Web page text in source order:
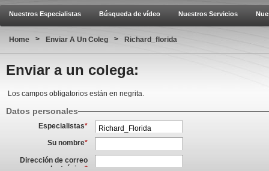
Nuestros Especialistas Búsqueda de vídeo Nuestros Servicios
Home > Enviar A Un Coleg > Richard_florida
Enviar a un colega:
Los campos obligatorios están en negrita.
Datos personales
Especialistas*
Su nombre*
Dirección de correo
electrónico *